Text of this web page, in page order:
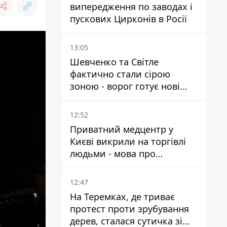
випередження по заводах і
пускових Цирконів в Росії
13:05
Шевченко та Світле
фактично стали сірою
зоною - ворог готує нові
атаки на Добропільському
напрямку
12:52
Приватний медцентр у
Києві викрили на торгівлі
людьми - мова про
сурогатне материнство
12:47
На Теремках, де триває
протест проти зрубування
дерев, сталася сутичка зі